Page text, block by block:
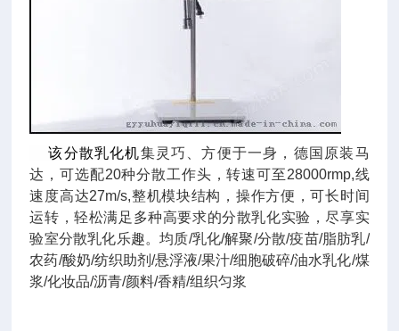
该分散乳化机集灵巧、方便于一身，德国原装马
达，可选配20种分散工作头，转速可至28000rmp,线
速度高达27m/s,整机模块结构，操作方便，可长时间
运转，轻松满足多种高要求的分散乳化实验，尽享实
验室分散乳化乐趣。均质/乳化/解聚/分散/疫苗/脂肪乳/
农药/酸奶/纺织助剂/悬浮液/果汁/细胞破碎/油水乳化/煤
浆/化妆品/沥青/颜料/香精/组织匀浆